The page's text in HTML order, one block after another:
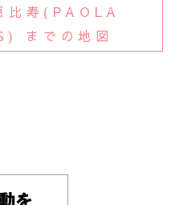
比寿(PAOLA
までの地図